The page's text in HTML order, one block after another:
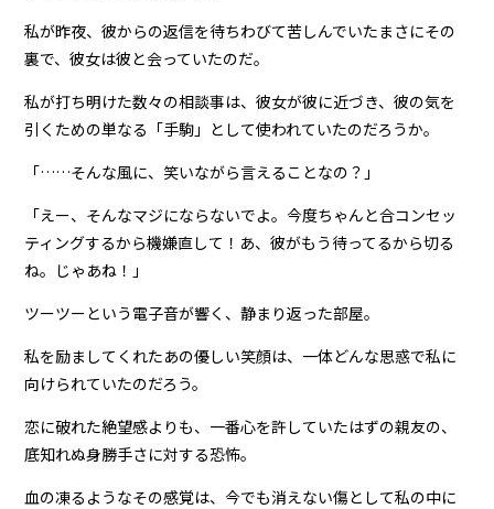
私が昨夜、彼からの返信を待ちわびて苦しんでいたまさにその
裏で、彼女は彼と会っていたのだ。
私が打ち明けた数々の相談事は、彼女が彼に近づき、彼の気を
引くための単なる「手駒」として使われていたのだろうか。
「……そんな風に、笑いながら言えることなの？」
「えー、そんなマジにならないでよ。今度ちゃんと合コンセッ
ティングするから機嫌直して！あ、彼がもう待ってるから切る
ね。じゃあね！」
ツーツーという電子音が響く、静まり返った部屋。
私を励ましてくれたあの優しい笑顔は、一体どんな思惑で私に
向けられていたのだろう。
恋に破れた絶望感よりも、一番心を許していたはずの親友の、
底知れぬ身勝手さに対する恐怖。
血の凍るようなその感覚は、今でも消えない傷として私の中に